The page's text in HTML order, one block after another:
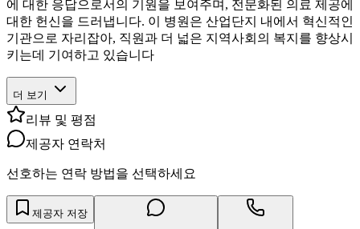
에 대한 응답으로서의 기원을 보여주며, 전문화된 의료 제공에
대한 헌신을 드러냅니다. 이 병원은 산업단지 내에서 혁신적인
기관으로 자리잡아, 직원과 더 넓은 지역사회의 복지를 향상시
키는데 기여하고 있습니다
더 보기
리뷰 및 평점
제공자 연락처
선호하는 연락 방법을 선택하세요
제공자 저장